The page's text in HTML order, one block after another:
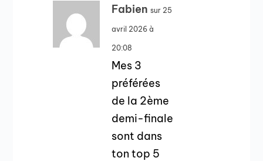
Fabien sur 25
avril 2026 à
20:08
Mes 3
préférées
de la 2ème
demi-finale
sont dans
ton top 5